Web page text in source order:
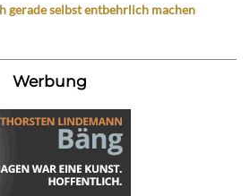
gerade selbst entbehrlich machen
Werbung